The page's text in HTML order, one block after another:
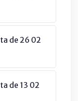
de 26 02
de 13 02